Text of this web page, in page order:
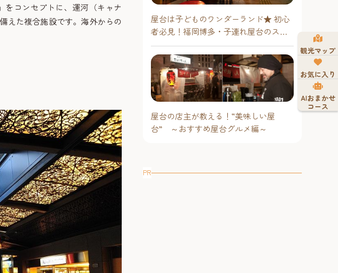
コンセプトに、運河（キャナ
えた複合施設です。海外からの
屋台は子どものワンダーランド★ 初心
者必見！福岡博多・子連れ屋台のスス
メ
屋台の店主が教える！“美味しい屋
台” ～おすすめ屋台グルメ編～
PR
観光マップ
お気に入り
AIおまかせ
コース